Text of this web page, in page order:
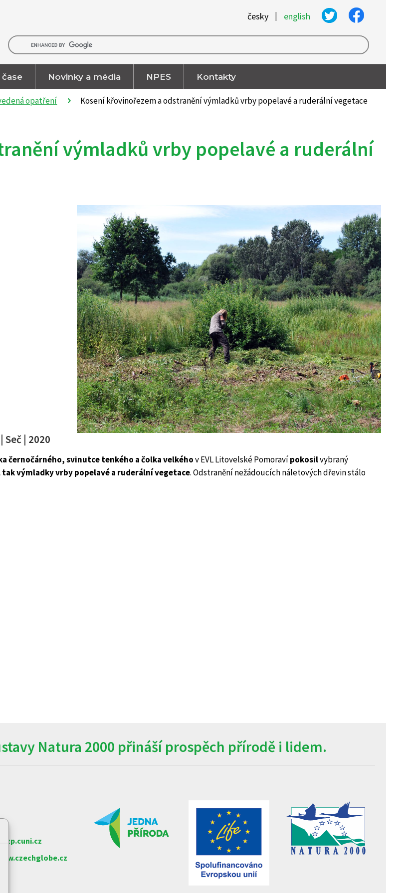
česky | english
Novinky a média NPES Kontakty
opatření Kosení křovinořezem a odstranění výmladků vrby popelavé a ruderální vegetace
výmladků vrby popelavé a ruderální
Seč | 2020
černočárného, svinutce tenkého a čolka velkéhov EVL Litovelské Pomoravípokosilvybraný
výmladky vrby popelavé a ruderální vegetace. Odstranění nežádoucích náletových dřevin stálo
Natura 2000 přináší prospěch přírodě i lidem.
www.czechglobe.cz